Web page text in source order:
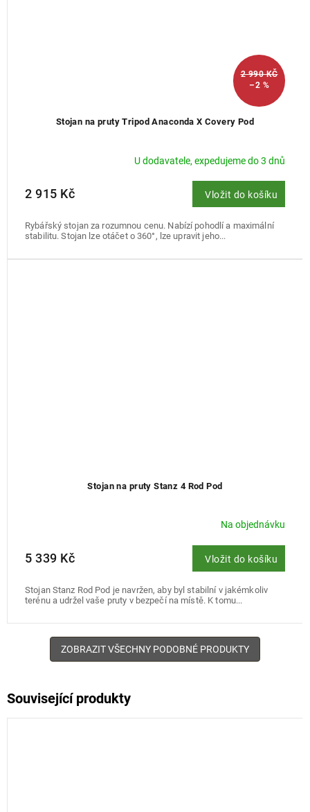
2 990 KČ
–2 %
Stojan na pruty Tripod Anaconda X Covery Pod
U dodavatele, expedujeme do 3 dnů
2 915 Kč Vložit do košíku
Rybářský stojan za rozumnou cenu. Nabízí pohodlí a maximální
stabilitu. Stojan lze otáčet o 360°, lze upravit jeho...
Stojan na pruty Stanz 4 Rod Pod
Na objednávku
5 339 Kč Vložit do košíku
Stojan Stanz Rod Pod je navržen, aby byl stabilní v jakémkoliv
terénu a udržel vaše pruty v bezpečí na místě. K tomu...
ZOBRAZIT VŠECHNY PODOBNÉ PRODUKTY
Související produkty